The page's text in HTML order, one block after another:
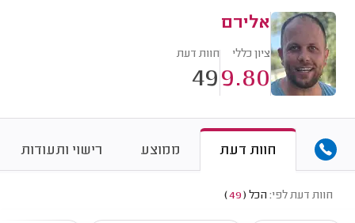
אלירם
ציון כללי
9.80
חוות דעת
49
חוות דעת ממוצע רישוי ותעודות
חוות דעת לפי: הכל (
49
)